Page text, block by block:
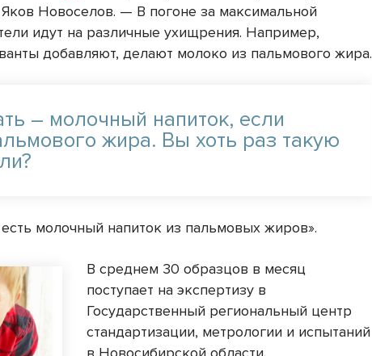
Новоселов. — В погоне за максимальной
идут на различные ухищрения. Например,
добавляют, делают молоко из пальмового жира.
– молочный напиток, если
жира. Вы хоть раз такую
молочный напиток из пальмовых жиров».
В среднем 30 образцов в месяц
поступает на экспертизу в
Государственный региональный центр
стандартизации, метрологии и испытаний